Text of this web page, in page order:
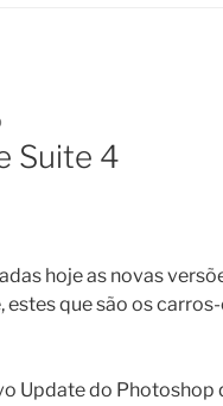
Suite 4
hoje as novas
que são os
Update do Photoshop